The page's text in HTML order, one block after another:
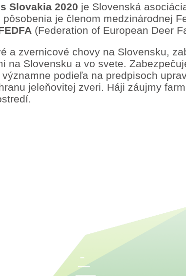
Slovakia 2020 je Slovenská
je členom medzinárodnej
(Federation of European Deer
a zvernicové chovy na Slovensku,
Slovensku a vo svete.
podieľa na predpisoch
jeleňovitej zveri. Háji záujmy